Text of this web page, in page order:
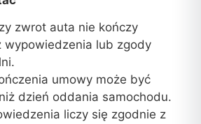
zwrot auta nie kończy
wypowiedzenia lub zgody
umowy może być
dzień oddania samochodu.
liczy się zgodnie z